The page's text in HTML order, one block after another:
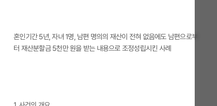
혼인기간 5년, 자녀 1명, 남편 명의의 재산이 전혀 없음에도 남편으로부
터 재산분할금 5천만 원을 받는 내용으로 조정성립시킨 사례